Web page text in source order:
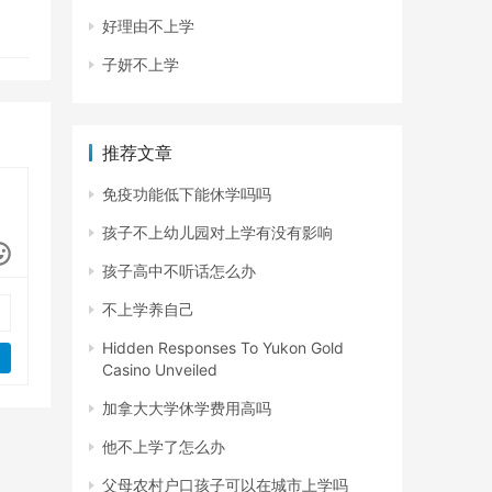
好理由不上学
子妍不上学
推荐文章
免疫功能低下能休学吗吗
孩子不上幼儿园对上学有没有影响
孩子高中不听话怎么办
不上学养自己
Hidden Responses To Yukon Gold
Casino Unveiled
加拿大大学休学费用高吗
他不上学了怎么办
父母农村户口孩子可以在城市上学吗